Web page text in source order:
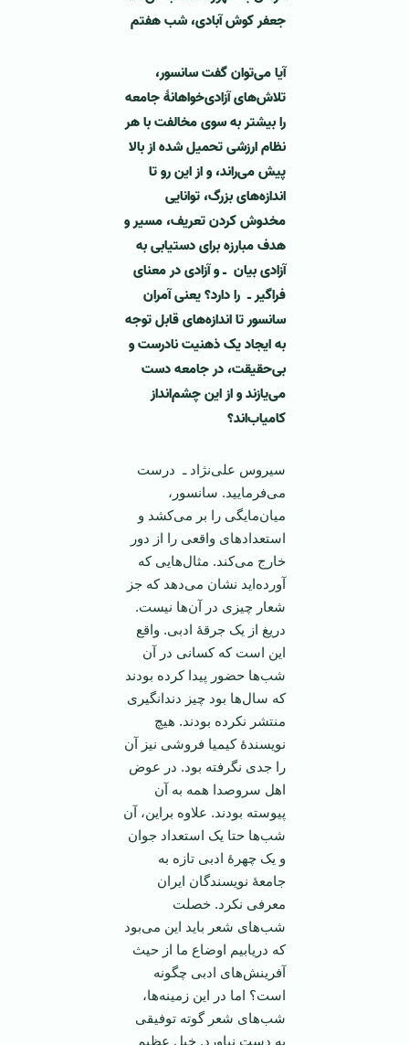
جعفر کوش آبادی، شب هفتم
آیا می‌توان گفت سانسور،
تلاش‌های آزادی‌خواهانۀ جامعه
را بیشتر به سوی مخالفت با هر
نظام ارزشی تحمیل شده از بالا
پیش می‌راند، و از این رو تا
اندازه‌های بزرگ، توانایی
مخدوش کردن تعریف، مسیر و
هدف مبارزه برای دستیابی به
آزادی بیان ـ و آزادی در معنای
فراگیر ـ را دارد؟ یعنی آمران
سانسور تا اندازه‌های قابل توجه
به ایجاد یک ذهنیت نادرست و
بی‌حقیقت، در جامعه دست
می‌یازند و از این چشم‌انداز
کامیاب‌اند؟
سیروس علی‌نژاد ـ درست
می‌فرمایید. سانسور،
میان‌مایگی را بر می‌کشد و
استعدادهای واقعی را از دور
خارج می‌کند. مثال‌هایی که
آورده‌اید نشان می‌دهد که جز
شعار چیزی در آن‌ها نیست.
دریغ از یک جرقۀ ادبی. واقع
این است که کسانی در آن
شب‌ها حضور پیدا کرده بودند
که سال‌ها بود چیز دندانگیری
منتشر نکرده بودند. هیچ
نویسندۀ کیمیا فروشی نیز آن
را جدی نگرفته بود. در عوض
اهل سروصدا همه به آن
پیوسته بودند. علاوه براین، آن
شب‌ها حتا یک استعداد جوان
و یک چهرۀ ادبی تازه به
جامعۀ نویسندگان ایران
معرفی نکرد. خصلت
شب‌های شعر باید این می‌بود
که دریابیم اوضاع ما از حیث
آفرینش‌های ادبی چگونه
است؟ اما در این زمینه‌ها،
شب‌های شعر گوته توفیقی
به دست نیاورد. خیل عظیم